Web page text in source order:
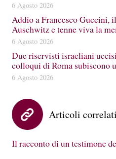
6 Agosto 2026
Addio a Francesco Guccini,
Auschwitz e tenne viva la
6 Agosto 2026
Due riservisti israeliani
colloqui di Roma subiscono
6 Agosto 2026
Articoli correlati
Il racconto di un testimone